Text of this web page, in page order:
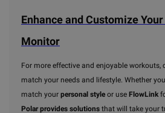
Enhance and Customize
Monitor
For more effective and enjoyable workouts,
match your needs and lifestyle. Whether
match your personal style or use FlowLink
Polar provides solutions that will take your